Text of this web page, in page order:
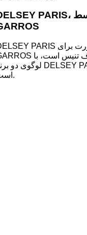
DELSEY PARIS، با مجوز رسمی توسط ROLAND-
GARROS
DELSEY PARIS یک نسخه محدود زیبا و اسپورت برای ROLAND-
GARROS با رنگ هایی که بازتاب مسابقات معروف تنیس است، با
لوگوی دو برند DELSEY PARIS و ROLAND-GARROS ایجاد کرده